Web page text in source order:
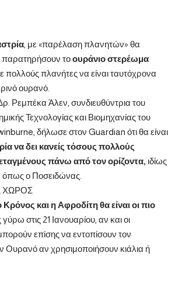
, με «παρέλαση πλανητών» θα
τοουράνιο στερέωμα
πολλούς πλανήτες να είναι ταυτόχρονα
ουρανό.
Ρεμπέκα Άλεν, συνδιευθύντρια του
Τεχνολογίας και Βιομηχανίας του
δήλωσε στον Guardian ότι θα είναι
να δει κανείς τόσους πολλούς
πάνω από τον ορίζοντα, ιδίως
όπως ο Ποσειδώνας.
ΧΩΡΟΣ
και η Αφροδίτη θα είναι οι πιο
γύρω στις 21 Ιανουαρίου, αν και οι
επίσης να εντοπίσουν τον
Ουρανό αν χρησιμοποιήσουν κιάλια ή